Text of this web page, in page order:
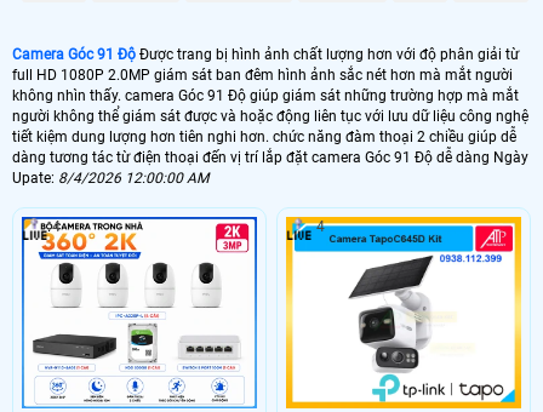
Camera Góc 91 Độ Được trang bị hình ảnh chất lượng hơn với độ phân giải từ
full HD 1080P 2.0MP giám sát ban đêm hình ảnh sắc nét hơn mà mắt người
không nhìn thấy. camera Góc 91 Độ giúp giám sát những trường hợp mà mắt
người không thể giám sát được và hoặc động liên tục với lưu dữ liệu công nghệ
tiết kiệm dung lượng hơn tiên nghi hơn. chức năng đàm thoại 2 chiều giúp dễ
dàng tương tác từ điện thoại đến vị trí lắp đặt camera Góc 91 Độ dễ dàng Ngày
Upate: 8/4/2026 12:00:00 AM
4 4